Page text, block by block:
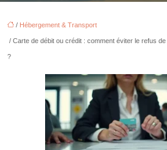
/ Hébergement & Transport
/ Carte de débit ou crédit : comment éviter le refus
?